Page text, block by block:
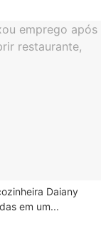
Daiany
em um...